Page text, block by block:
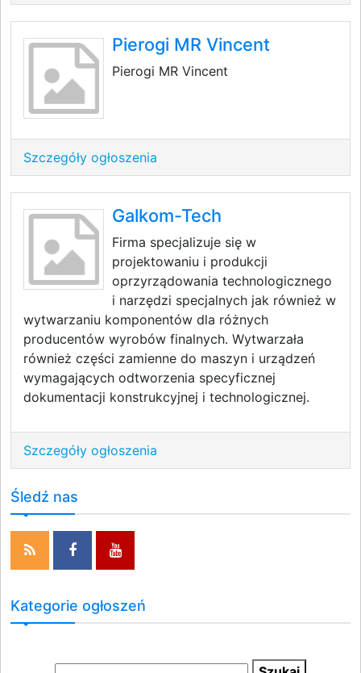
Pierogi MR Vincent
Pierogi MR Vincent
Szczegóły ogłoszenia
Galkom-Tech
Firma specjalizuje się w
projektowaniu i produkcji
oprzyrządowania technologicznego
i narzędzi specjalnych jak również w
wytwarzaniu komponentów dla różnych
producentów wyrobów finalnych. Wytwarzała
również części zamienne do maszyn i urządzeń
wymagających odtworzenia specyficznej
dokumentacji konstrukcyjnej i technologicznej.
Szczegóły ogłoszenia
Śledź nas
Kategorie ogłoszeń